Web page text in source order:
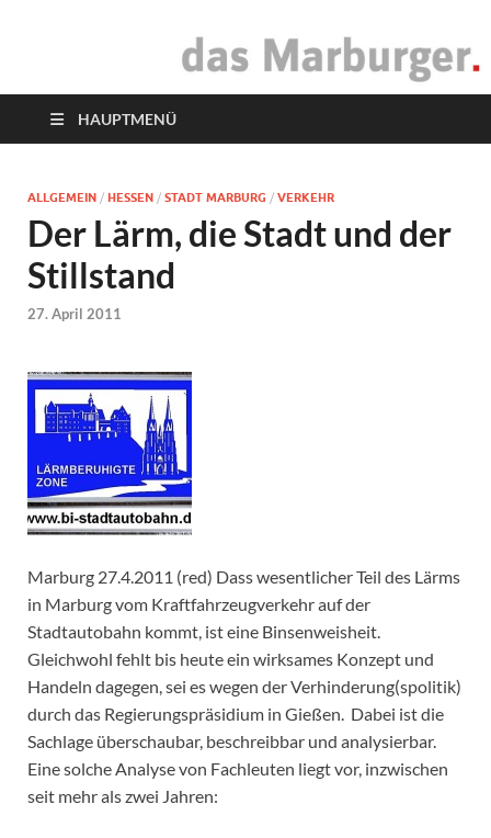
das Marburger.
HAUPTMENÜ
ALLGEMEIN / HESSEN / STADT MARBURG / VERKEHR
Der Lärm, die Stadt und der
Stillstand
27. April 2011
Marburg 27.4.2011 (red) Dass wesentlicher Teil des Lärms
in Marburg vom Kraftfahrzeugverkehr auf der
Stadtautobahn kommt, ist eine Binsenweisheit.
Gleichwohl fehlt bis heute ein wirksames Konzept und
Handeln dagegen, sei es wegen der Verhinderung(spolitik)
durch das Regierungspräsidium in Gießen. Dabei ist die
Sachlage überschaubar, beschreibbar und analysierbar.
Eine solche Analyse von Fachleuten liegt vor, inzwischen
seit mehr als zwei Jahren: